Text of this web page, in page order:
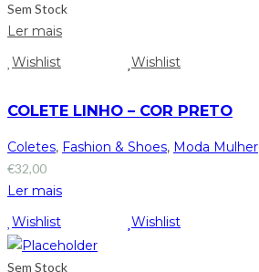
Sem Stock
Ler mais
Wishlist
Wishlist
COLETE LINHO – COR PRETO
Coletes, Fashion & Shoes, Moda Mulher
€32,00
Ler mais
Wishlist
Wishlist
Sem Stock